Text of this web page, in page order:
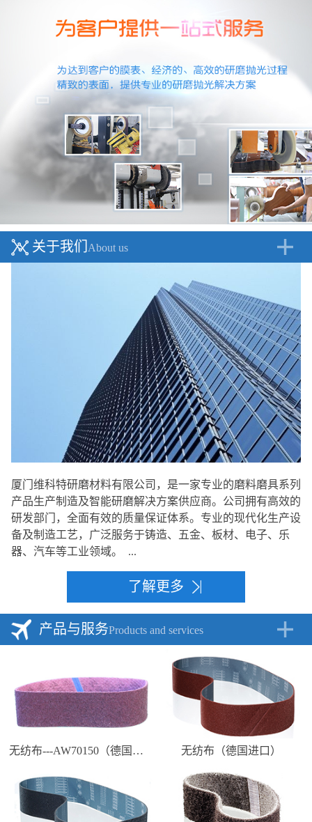
关于我们 About us
厦门维科特研磨材料有限公司，是一家专业的磨料磨具系列
产品生产制造及智能研磨解决方案供应商。公司拥有高效的
研发部门，全面有效的质量保证体系。专业的现代化生产设
备及制造工艺，广泛服务于铸造、五金、板材、电子、乐
器、汽车等工业领域。 ...
了解更多
产品与服务Products and services
无纺布---AW70150（德国进口） 无纺布（德国进口）